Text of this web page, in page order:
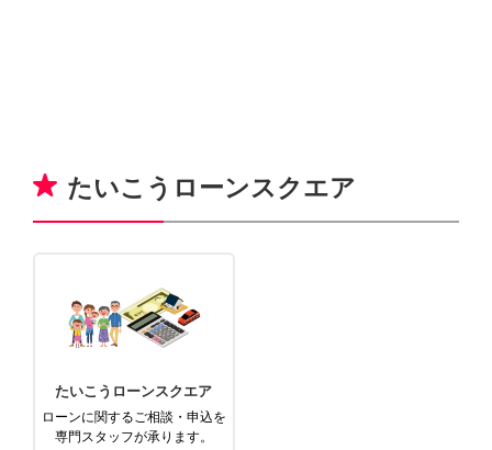
たいこうローンスクエア
たいこうローンスクエア
ローンに関するご相談・申込を
専門スタッフが承ります。